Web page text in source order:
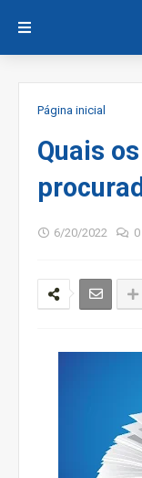
Página inicial
Quais
6/20/2022